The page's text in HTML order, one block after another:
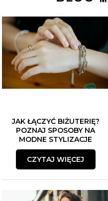
JAK ŁĄCZYĆ BIŻUTERIĘ?
POZNAJ SPOSOBY NA
MODNE STYLIZACJE
CZYTAJ WIĘCEJ